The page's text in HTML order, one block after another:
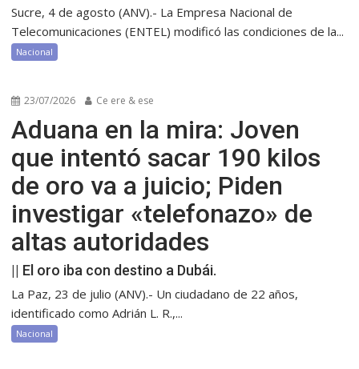
Sucre, 4 de agosto (ANV).- La Empresa Nacional de
Telecomunicaciones (ENTEL) modificó las condiciones de la...
Nacional
23/07/2026 Ce ere & ese
Aduana en la mira: Joven
que intentó sacar 190 kilos
de oro va a juicio; Piden
investigar «telefonazo» de
altas autoridades
|| El oro iba con destino a Dubái.
La Paz, 23 de julio (ANV).- Un ciudadano de 22 años,
identificado como Adrián L. R.,...
Nacional